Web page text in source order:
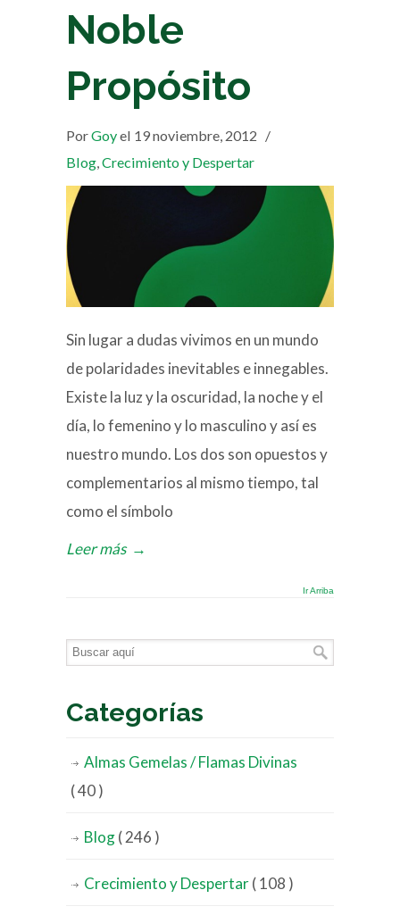
Noble
Propósito
PorGoyel 19 noviembre, 2012 /
Blog Crecimiento y Despertar
Sin lugar a dudas vivimos en un mundo
de polaridades inevitables e innegables.
Existe la luz y la oscuridad, la noche y el
día, lo femenino y lo masculino y así es
nuestro mundo. Los dos son opuestos y
complementarios al mismo tiempo, tal
como el símbolo
Leer más →
Ir Arriba
Categorías
Almas Gemelas / Flamas Divinas
( 40 )
Blog( 246 )
Crecimiento y Despertar( 108 )